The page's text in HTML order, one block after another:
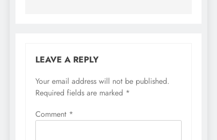
LEAVE A REPLY
Your email address will not be published.
Required fields are marked *
Comment *